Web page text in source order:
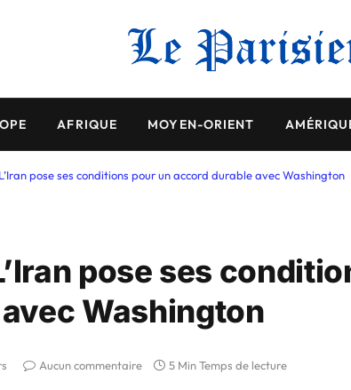
AFRIQUE MOYEN-ORIENT
pose ses conditions pour un accord durable avec Washington
pose ses
Washington
Aucun commentaire 5 Min Temps de lecture